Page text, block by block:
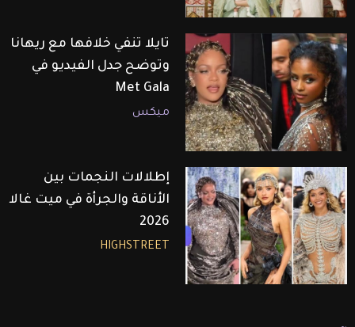
تايلا تنفي خلافها مع ريهانا
وتوضح جدل الفيديو في
Met Gala
ميكس
إطلالات النجمات بين
الأناقة والجرأة في ميت غالا
2026
HIGHSTREET